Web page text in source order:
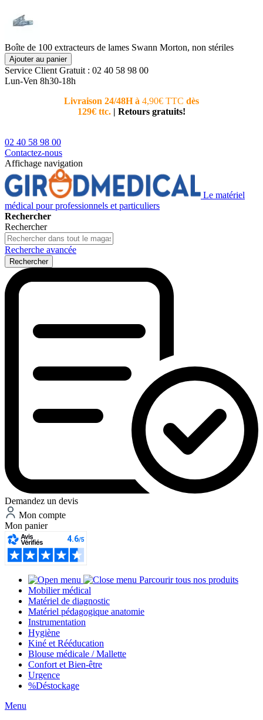
Boîte de 100 extracteurs de lames Swann Morton, non stériles
Ajouter au panier
Service Client Gratuit : 02 40 58 98 00
Lun-Ven 8h30-18h
Livraison 24/48H à 4,90€ TTC dès
129€ ttc. | Retours gratuits!
02 40 58 98 00
Contactez-nous
Affichage navigation
Le matériel
médical pour professionnels et particuliers
Rechercher
Rechercher
Recherche avancée
Rechercher
Demandez un devis
Mon compte
Mon panier
Parcourir tous nos produits
Mobilier médical
Matériel de diagnostic
Matériel pédagogique anatomie
Instrumentation
Hygiène
Kiné et Rééducation
Blouse médicale / Mallette
Confort et Bien-être
Urgence
%Déstockage
Menu